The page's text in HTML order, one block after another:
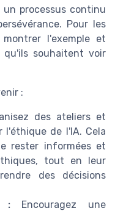
processus continu
Pour les
l'exemple et
qu'ils souhaitent voir
:
des ateliers et
l'éthique de l'IA. Cela
rester informées et
tout en leur
des décisions
:Encouragez une